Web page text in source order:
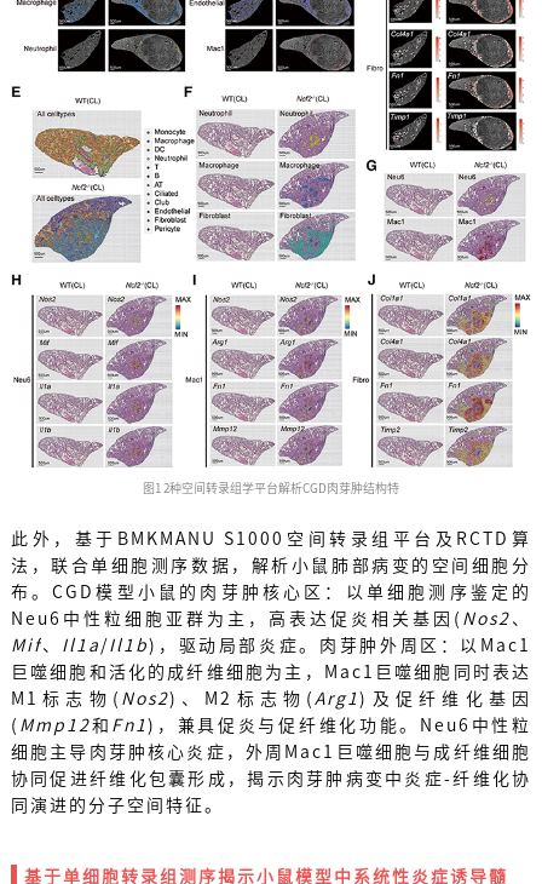
图1 2种空间转录组学平台解析CGD肉芽肿结构特
此外，基于BMKMANU S1000空间转录组平台及RCTD算
法，联合单细胞测序数据，解析小鼠肺部病变的空间细胞分
布。CGD模型小鼠的肉芽肿核心区：以单细胞测序鉴定的
Neu6中性粒细胞亚群为主，高表达促炎相关基因( Nos2 、
Mif、 Il1a / Il1b)，驱动局部炎症。肉芽肿外周区：以Mac1
巨噬细胞和活化的成纤维细胞为主，Mac1巨噬细胞同时表达
M1标志物( Nos2)、M2标志物( Arg1)及促纤维化基因
( Mmp12和 Fn1)，兼具促炎与促纤维化功能。Neu6中性粒
细胞主导肉芽肿核心炎症，外周Mac1巨噬细胞与成纤维细胞
协同促进纤维化包囊形成，揭示肉芽肿病变中炎症-纤维化协
同演进的分子空间特征。
基于单细胞转录组测序揭示小鼠模型中 系统性炎症诱导髓